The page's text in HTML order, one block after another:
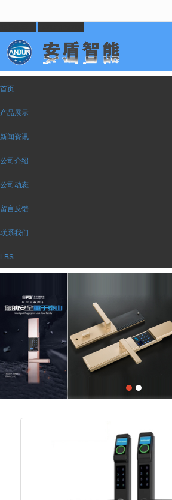
首页
产品展示
新闻资讯
公司介绍
公司动态
留言反馈
联系我们
LBS